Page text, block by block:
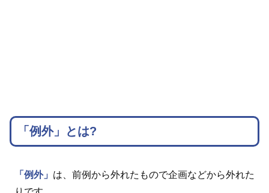
「例外」とは?
「例外」 は、前例から外れたもので企画などから外れた